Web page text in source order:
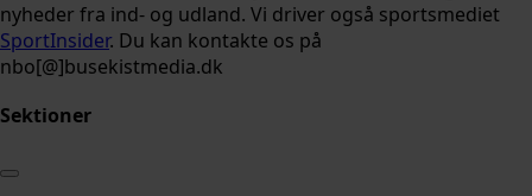
nyheder fra ind- og udland. Vi driver også sportsmediet
SportInsider. Du kan kontakte os på
nbo[@]busekistmedia.dk
Sektioner